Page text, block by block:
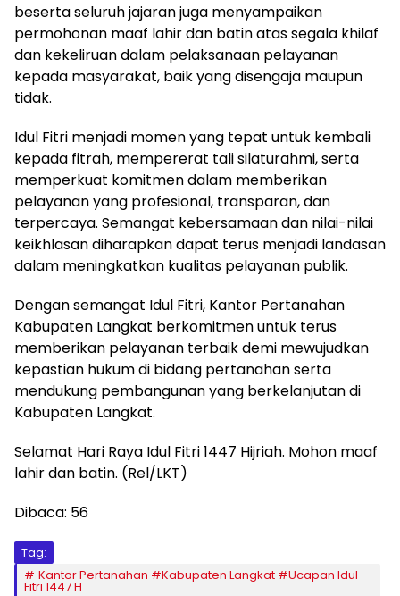
beserta seluruh jajaran juga menyampaikan
permohonan maaf lahir dan batin atas segala khilaf
dan kekeliruan dalam pelaksanaan pelayanan
kepada masyarakat, baik yang disengaja maupun
tidak.
Idul Fitri menjadi momen yang tepat untuk kembali
kepada fitrah, mempererat tali silaturahmi, serta
memperkuat komitmen dalam memberikan
pelayanan yang profesional, transparan, dan
terpercaya. Semangat kebersamaan dan nilai-nilai
keikhlasan diharapkan dapat terus menjadi landasan
dalam meningkatkan kualitas pelayanan publik.
Dengan semangat Idul Fitri, Kantor Pertanahan
Kabupaten Langkat berkomitmen untuk terus
memberikan pelayanan terbaik demi mewujudkan
kepastian hukum di bidang pertanahan serta
mendukung pembangunan yang berkelanjutan di
Kabupaten Langkat.
Selamat Hari Raya Idul Fitri 1447 Hijriah. Mohon maaf
lahir dan batin. (Rel/LKT)
Dibaca: 56
Tag:
Kantor Pertanahan #Kabupaten Langkat #Ucapan Idul
Fitri 1447 H